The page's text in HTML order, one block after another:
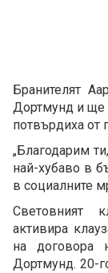
Бранителят
Дортмунд и ще
потвърдиха от
„Благодарим
най-хубаво в
в социалните
Световният
активира
на договора
Дортмунд. 20-